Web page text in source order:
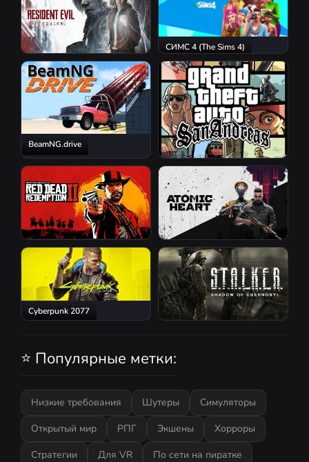
Resident Evil Requiem
СИМС 4 (The Sims 4)
BeamNG.drive
GTA San Andreas
Red Dead Redemption 2 Atomic Heart
Cyberpunk 2077
⭐ Популярные метки:
Низкие требования Шутеры
Симуляторы
Открытый мир
РПГ Экшены
Хорроры
Стратегии
Для VR
По сети на пиратке